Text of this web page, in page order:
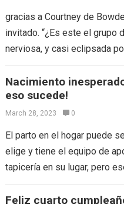
gracias a Courtney de
invitado. “¿Es este el grupo
nerviosa, y casi eclipsada
Nacimiento
eso sucede!
March 28, 2023 0
El parto en el hogar puede
elige y tiene el equipo de
tapicería en su lugar, pero
Feliz cuarto